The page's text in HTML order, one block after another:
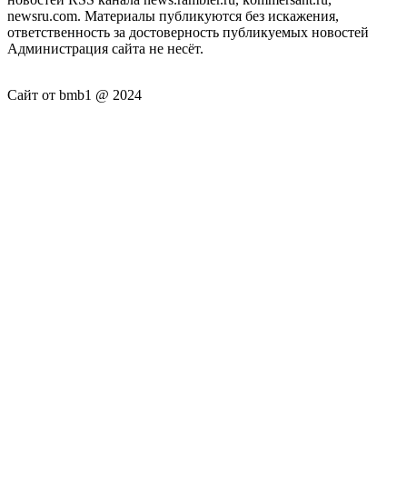
newsru.com. Материалы публикуются без искажения,
ответственность за достоверность публикуемых новостей
Администрация сайта не несёт.
Сайт от bmb1 @ 2024